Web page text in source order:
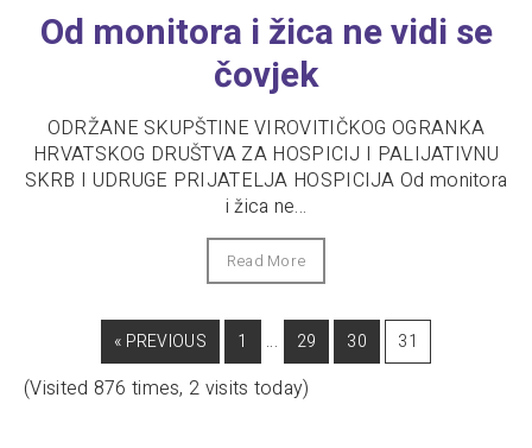
Od monitora i žica ne vidi se
čovjek
ODRŽANE SKUPŠTINE VIROVITIČKOG OGRANKA
HRVATSKOG DRUŠTVA ZA HOSPICIJ I PALIJATIVNU
SKRB I UDRUGE PRIJATELJA HOSPICIJA Od monitora
i žica ne...
Read More
« PREVIOUS 1 … 29 30 31
(Visited 876 times, 2 visits today)